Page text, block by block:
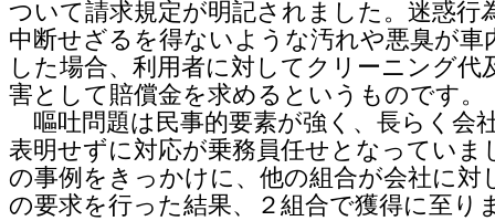
ついて請求規定が明記されました。迷惑行
中断せざるを得ないような汚れや悪臭が車
した場合、利用者に対してクリーニング代
害として賠償金を求めるというものです。
嘔吐問題は民事的要素が強く、長らく会
表明せずに対応が乗務員任せとなっていま
の事例をきっかけに、他の組合が会社に対
の要求を行った結果、２組合で獲得に至り